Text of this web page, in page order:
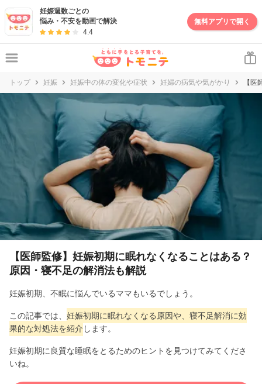
妊娠週数ごとの
悩み・不安を動画で解決
4.4
無料アプリで開く
トップ 妊娠 妊娠中の体の変化や症状 妊婦の病気や気がかり 【
【医師監修】妊娠初期に眠れなくなることはある？
原因・寝不足の解消法も解説
妊娠初期、不眠に悩んでいるママもいるでしょう。
この記事では、 妊娠初期に眠れなくなる原因や、寝不足解消に効
果的な対処法を紹介 します。
妊娠初期に良質な睡眠をとるためのヒントを見つけてみてくださ
いね。